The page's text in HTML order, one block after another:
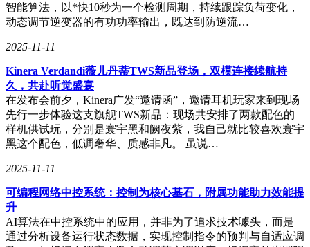
智能算法，以*快10秒为一个检测周期，持续跟踪负荷变化，
动态调节逆变器的有功功率输出，既达到防逆流…
2025-11-11
Kinera Verdandi薇儿丹蒂TWS新品登场，双模连接续航持
久，共赴听觉盛宴
在发布会前夕，Kinera广发“邀请函”，邀请耳机玩家来到现场
先行一步体验这支旗舰TWS新品：现场共安排了两款配色的
样机供试玩，分别是寰宇黑和阙夜紫，我自己就比较喜欢寰宇
黑这个配色，低调奢华、质感非凡。 虽说…
2025-11-11
可编程网络中控系统：控制为核心基石，附属功能助力效能提
升
AI算法在中控系统中的应用，并非为了追求技术噱头，而是
通过分析设备运行状态数据，实现控制指令的预判与自适应调